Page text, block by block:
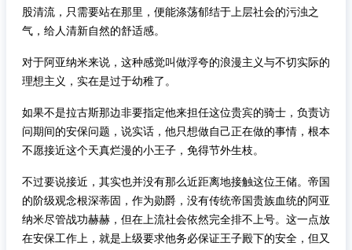
股清流，只需要站在那里，便能涤荡郁结于上层社会的污浊之
气，给人清新自然的舒适感。
对于阿亚纳米来说，这种感觉叫做浮夸的浪漫主义与不切实际的
理想主义，实在是过于幼稚了。
如果不是拉古斯那边非要指定他来担任这位贵宾的骑士，负责访
问期间的安保问题，说实话，他只想做自己正在做的事情，根本
不愿接近这个天真烂漫的小王子，免得节外生枝。
不过要说接近，其实也并没有那么近距离地接触这位王储。帝国
的阶级观念根深蒂固，作为勋爵，没有传统帝国贵族血统的阿亚
纳米尽管战功赫赫，但在上流社会依然完全排不上号。这一点放
在安保工作上，就是上级要求他务必保证王子殿下的安全，但又